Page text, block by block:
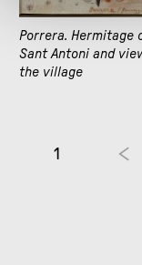
Porrera. Hermitage
Sant Antoni and
the village
1